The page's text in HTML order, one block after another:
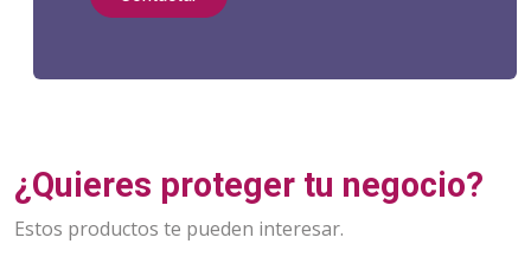
¿Quieres proteger tu negocio?
Estos productos te pueden interesar.